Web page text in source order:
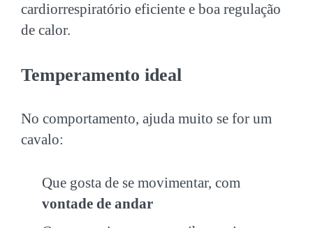
cardiorrespiratório eficiente e boa regulação
de calor.
Temperamento ideal
No comportamento, ajuda muito se for um
cavalo:
Que gosta de se movimentar, com
vontade de andar